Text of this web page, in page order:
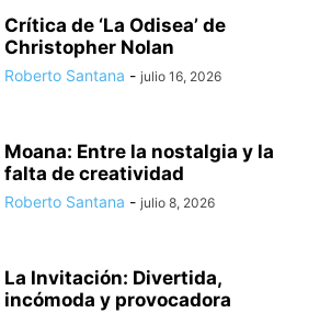
Crítica de ‘La Odisea’ de
Christopher Nolan
Roberto Santana - julio 16, 2026
Moana: Entre la nostalgia y la
falta de creatividad
Roberto Santana - julio 8, 2026
La Invitación: Divertida,
incómoda y provocadora